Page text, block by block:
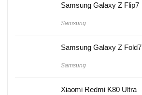
Samsung Galaxy Z Flip7
Samsung
Samsung Galaxy Z Fold7
Samsung
Xiaomi Redmi K80 Ultra